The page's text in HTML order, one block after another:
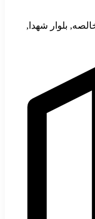
بلوار شهدا,